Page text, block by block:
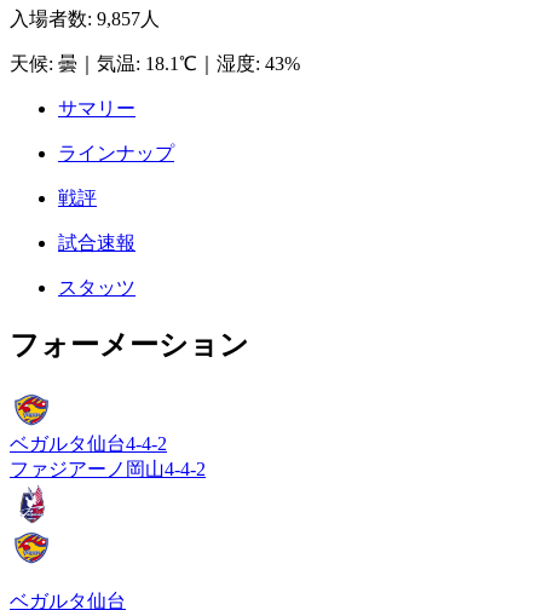
入場者数: 9,857人
天候: 曇 気温: 18.1℃ 湿度: 43%
サマリー
ラインナップ
戦評
試合速報
スタッツ
フォーメーション
ベガルタ仙台4-4-2
ファジアーノ岡山4-4-2
ベガルタ仙台